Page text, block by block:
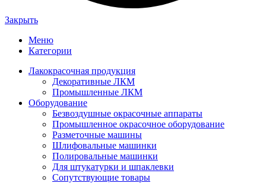
Закрыть
Меню
Категории
Лакокрасочная продукция
Декоративные ЛКМ
Промышленные ЛКМ
Оборудование
Безвоздушные окрасочные аппараты
Промышленное окрасочное оборудование
Разметочные машины
Шлифовальные машинки
Полировальные машинки
Для штукатурки и шпаклевки
Сопутствующие товары